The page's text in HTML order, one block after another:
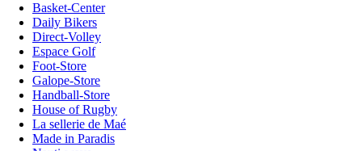
Basket-Center
Daily Bikers
Direct-Volley
Espace Golf
Foot-Store
Galope-Store
Handball-Store
House of Rugby
La sellerie de Maé
Made in Paradis